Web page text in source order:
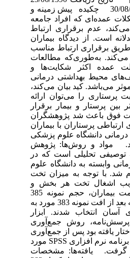
تاریخ پذیرش 30/08/1390 چکیده پیش زمینه و
عمده‌ای که افراد جامعه
عدم برقراری ارتباط
است. از دیدگاه بیماران
برقراری ارتباط مناسب
به‌طوری‌که مطالعات
عمده اکثر شکایت‌ها و
محیط بهداشتی درمانی
می‌باشد. کید بیان می‌کند،
پرستاری را می‌توان ارائه
بین پرستار و بیمار برقرار
فوق باعث شد پژوهشگران
پرستاران با بیماران
دانشگاه علوم پزشکی
مواد و روش‌ها: پژوهش
تحلیلی است که در
وابسته به دانشگاه علوم
شد. با توجه به میزان تخت
اشغال تخت هر بخش و
میانگین مدت اقامت بیماران، حجم نمونه 385
مورد برآورد شد که بعد از افت نمونه 383 مورد به
انتخاب شدند. ابزار
روش جمع‌آوری
یافته بود پس از جمع‌آوری
اطلاعات از طریق برنامه نرم افزاری SPSS مورد
گرفت. یافته‌ها: مشخصات